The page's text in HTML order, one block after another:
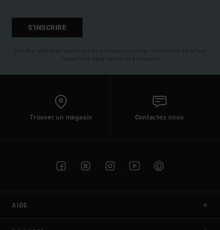
S'INSCRIRE
(*) Offre valable en ligne pour les nouveaux inscrits - Conditions détaillées
disponibles dans l'email de bienvenue
Trouver un magasin Contactez nous
AIDE